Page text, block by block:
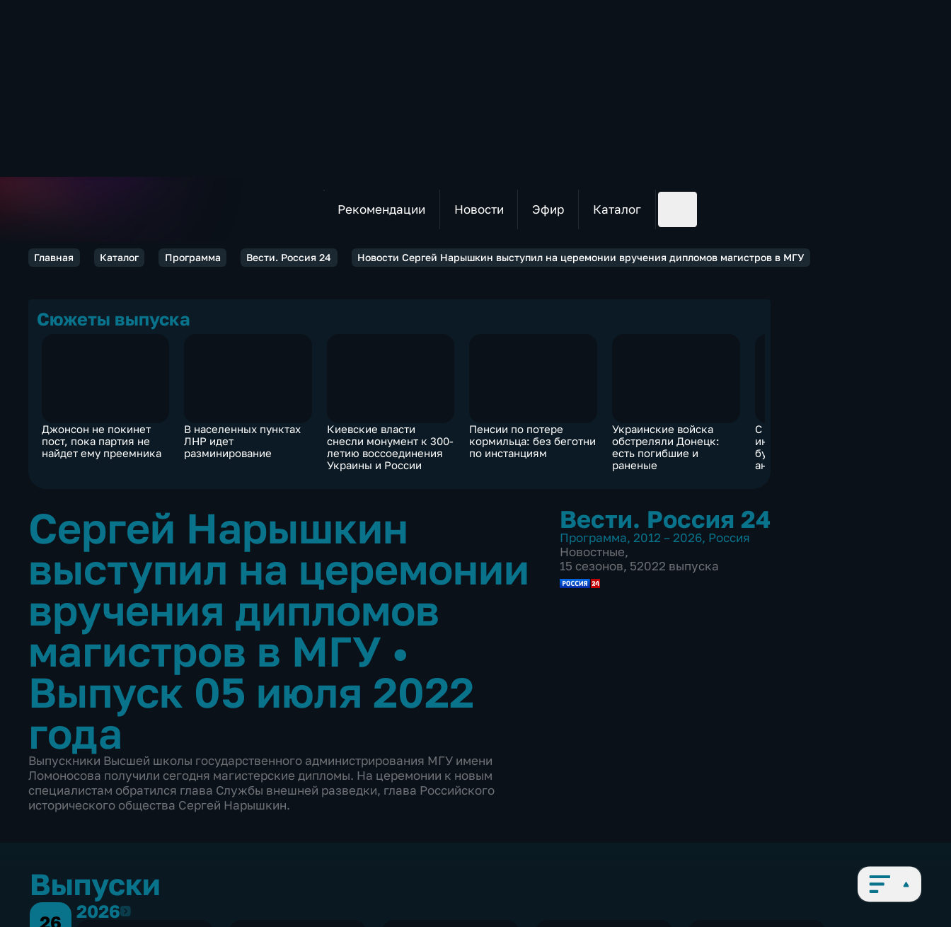
Рекомендации Новости Эфир Каталог
Главная Каталог Программа Вести. Россия 24 Новости Сергей Нарышкин выступил на церемонии вручения дипломов магистров в МГУ
Сюжеты выпуска
Джонсон не покинет
пост, пока партия не
найдет ему преемника
В населенных пунктах
ЛНР идет
разминирование
Киевские власти
снесли монумент к 300-
летию воссоединения
Украины и России
Пенсии по потере
кормильца: без беготни
по инстанциям
Украинские войска
обстреляли Донецк:
есть погибшие и
раненые
С марта 2023 года в
интернет-индустрии
будет новое
антимонопольное
Сергей Нарышкин
выступил на церемонии
вручения дипломов
магистров в МГУ •
Выпуск 05 июля 2022
года
Выпускники Высшей школы государственного администрирования МГУ имени
Ломоносова получили сегодня магистерские дипломы. На церемонии к новым
специалистам обратился глава Службы внешней разведки, глава Российского
исторического общества Сергей Нарышкин.
Вести. Россия 24
Программа, 2012 – 2026, Россия
Новостные,
15 сезонов, 52022 выпуска
Выпуски
20262026